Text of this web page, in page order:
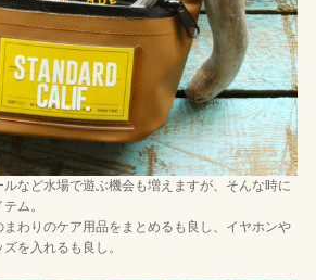
など水場で遊ぶ機会も増えますが、そんな時に
ム。
まわりのケア用品をまとめるも良し、イヤホンや
を入れるも良し。